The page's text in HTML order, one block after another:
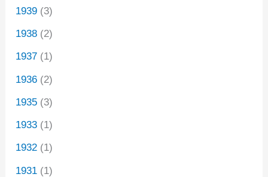
1939 (3)
1938 (2)
1937 (1)
1936 (2)
1935 (3)
1933 (1)
1932 (1)
1931 (1)